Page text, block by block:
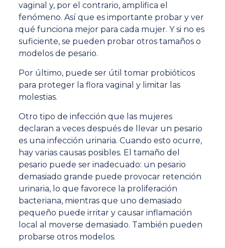
vaginal y, por el contrario, amplifica el
fenómeno. Así que es importante probar y ver
qué funciona mejor para cada mujer. Y si no es
suficiente, se pueden probar otros tamaños o
modelos de pesario.
Por último, puede ser útil tomar probióticos
para proteger la flora vaginal y limitar las
molestias.
Otro tipo de infección que las mujeres
declaran a veces después de llevar un pesario
es una infección urinaria. Cuando esto ocurre,
hay varias causas posibles. El tamaño del
pesario puede ser inadecuado: un pesario
demasiado grande puede provocar retención
urinaria, lo que favorece la proliferación
bacteriana, mientras que uno demasiado
pequeño puede irritar y causar inflamación
local al moverse demasiado. También pueden
probarse otros modelos.